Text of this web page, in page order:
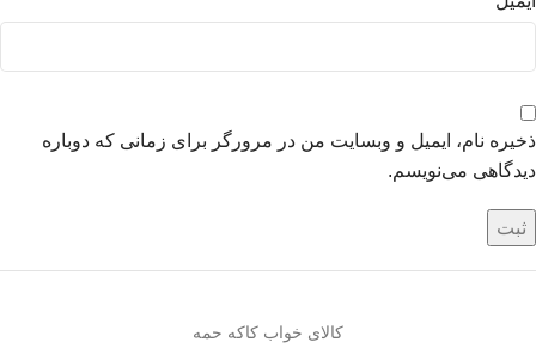
ذخیره نام، ایمیل و وبسایت من در مرورگر برای زمانی که دوباره
دیدگاهی می‌نویسم.
کالای خواب کاکه حمه